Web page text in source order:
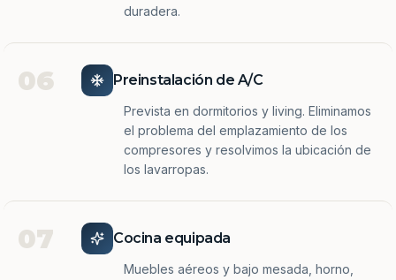
duradera.
06 Preinstalación de A/C
Prevista en dormitorios y living. Eliminamos
el problema del emplazamiento de los
compresores y resolvimos la ubicación de
los lavarropas.
07 Cocina equipada
Muebles aéreos y bajo mesada, horno,